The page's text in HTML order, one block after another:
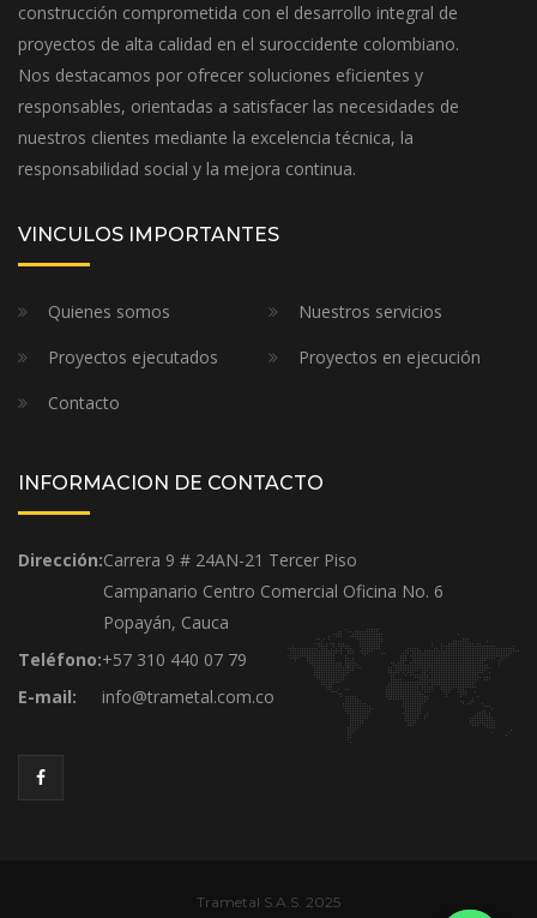
construcción comprometida con el desarrollo integral de
proyectos de alta calidad en el suroccidente colombiano.
Nos destacamos por ofrecer soluciones eficientes y
responsables, orientadas a satisfacer las necesidades de
nuestros clientes mediante la excelencia técnica, la
responsabilidad social y la mejora continua.
VINCULOS IMPORTANTES
Quienes somos
Nuestros servicios
Proyectos ejecutados
Proyectos en ejecución
Contacto
INFORMACION DE CONTACTO
Dirección:Carrera 9 # 24AN-21 Tercer Piso
Campanario Centro Comercial Oficina No. 6
Popayán, Cauca
Teléfono:+57 310 440 07 79
E-mail:
info@trametal.com.co
Trametal S.A.S. 2025